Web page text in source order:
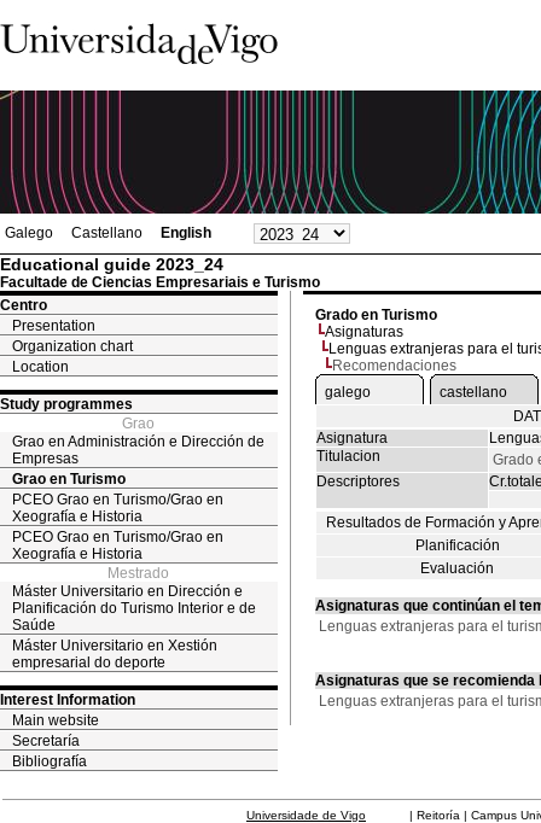
Galego Castellano English
Educational guide 2023_24
Facultade de Ciencias Empresariais e Turismo
Centro
Presentation
Organization chart
Location
Study programmes
Grao
Grao en Administración e Dirección de
Empresas
Grao en Turismo
PCEO Grao en Turismo/Grao en
Xeografía e Historia
PCEO Grao en Turismo/Grao en
Xeografía e Historia
Mestrado
Máster Universitario en Dirección e
Planificación do Turismo Interior e de
Saúde
Máster Universitario en Xestión
empresarial do deporte
Interest Information
Main website
Secretaría
Bibliografía
Grado en Turismo
Asignaturas
Lenguas extranjeras para el
Recomendaciones
galego
castellano
Asignatura
Titulacion
Grado
Descriptores
Resultados de Formación y
Planificación
Evaluación
Asignaturas que continúan el
Lenguas extranjeras para el
Asignaturas que se
Lenguas extranjeras para el
Universidade de Vigo | Reitoría | Campus